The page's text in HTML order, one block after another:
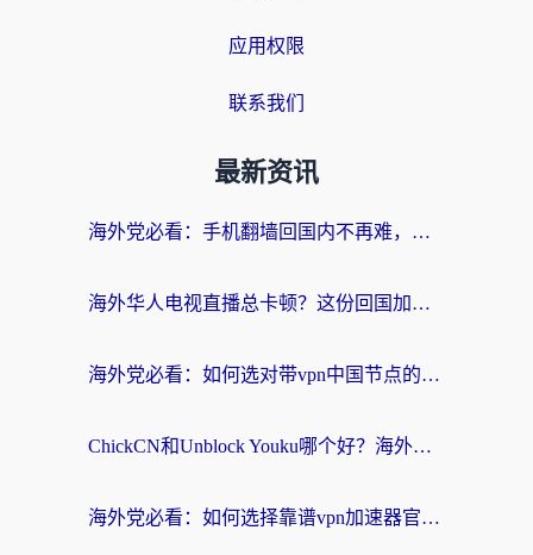
应用权限
联系我们
最新资讯
海外党必看：手机翻墙回国内不再难，一篇搞定无缝访问国内资源指南
海外华人电视直播总卡顿？这份回国加速器选择指南帮你无缝看国内资源
海外党必看：如何选对带vpn中国节点的加速器？无缝访问国内资源全攻略
ChickCN和Unblock Youku哪个好？海外党亲测4款热门回国加速器，附避坑指南
海外党必看：如何选择靠谱vpn加速器官网？轻松解决国内APP地区限制